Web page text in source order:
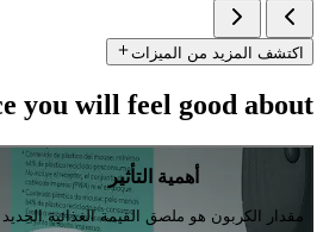
اكتشف المزيد من الميزات
you will feel good about
أهمية التأثير
مقدار الكربون هو ملصق القيمة الغذائية الجديد